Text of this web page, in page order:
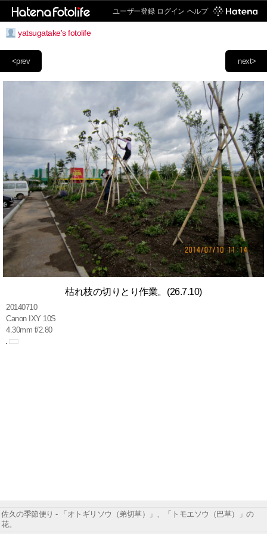
ユーザー登録 ログイン ヘルプ
yatsugatake's fotolife
next>
<prev
枯れ枝の切りとり作業。(26.7.10)
20140710
Canon IXY 10S
4.30mm f/2.80
佐久の季節便り - 「オトギリソウ（弟切草）」、「トモエソウ（巴草）」の
花。